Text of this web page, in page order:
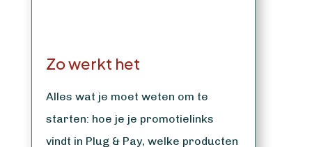
Zo werkt het
Alles wat je moet weten om te
starten: hoe je je promotielinks
vindt in Plug & Pay, welke producten